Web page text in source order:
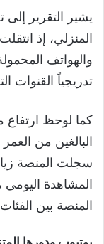
يشير التقرير
المنزلي، إذ
والهواتف
تدريجياً القنوات
كما لوحظ ارتفاع
المنصة بين